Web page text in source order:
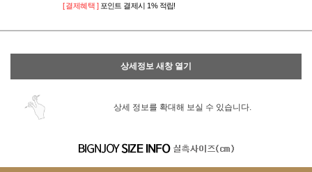
[ 결제혜택 ] 포인트 결제시 1% 적립!
상세정보 새창 열기
상세 정보를 확대해 보실 수 있습니다.